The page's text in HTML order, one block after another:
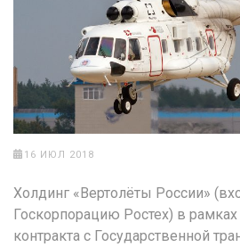
16 ИЮЛ 2018
Холдинг «Вертолёты России»
Госкорпорацию Ростех) в
контракта с Государственной